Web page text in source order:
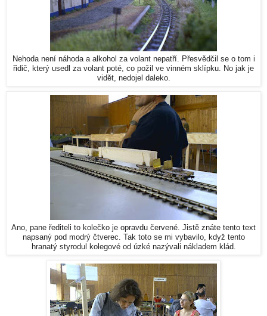
Nehoda není náhoda a alkohol za volant nepatří. Přesvědčil se o tom i
řidič, který usedl za volant poté, co požil ve vinném sklípku. No jak je
vidět, nedojel daleko.
Ano, pane řediteli to kolečko je opravdu červené. Jistě znáte tento text
napsaný pod modrý čtverec. Tak toto se mi vybavilo, když tento
hranatý styrodul kolegové od úzké nazývali nákladem klád.